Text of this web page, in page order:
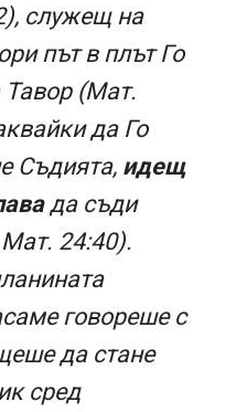
служещ на
път в плът Го
Тавор (Мат.
да Го
Съдията, идещ
да съди
24:40).
говореше с
да стане
сред